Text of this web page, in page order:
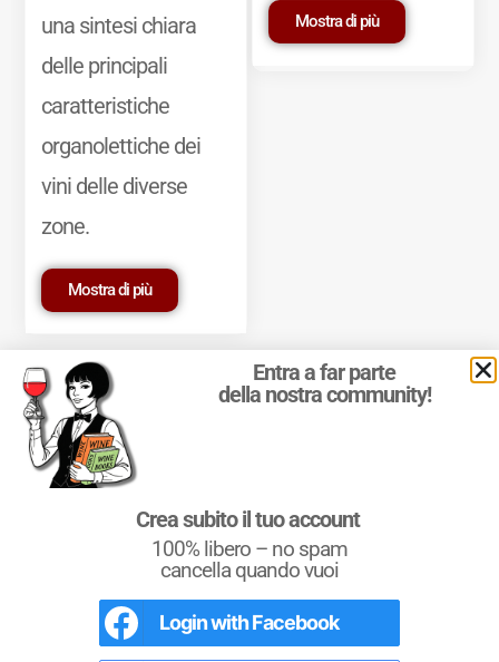
una sintesi chiara
delle principali
caratteristiche
organolettiche dei
vini delle diverse
zone.
Mostra di più
Mostra di più
Marchio Reg. | P.IVA 03921390245
Condizioni d'uso|Privacy Policy|Cookie Policy
cookie
L'Italia del Vino
Nel libro leRegioni del Vino d’Italiacon
Entra a far parte
della nostra community!
Crea subito il tuo account
100% libero – no spam
cancella quando vuoi
Login withFacebook